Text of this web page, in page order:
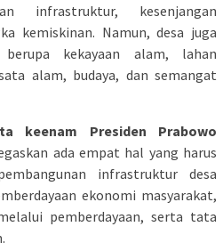
infrastruktur, kesenjangan
kemiskinan. Namun, desa juga
kekayaan alam, lahan
alam, budaya, dan semangat
keenam Presiden Prabowo
ada empat hal yang harus
infrastruktur desa
ekonomi masyarakat,
pemberdayaan, serta tata